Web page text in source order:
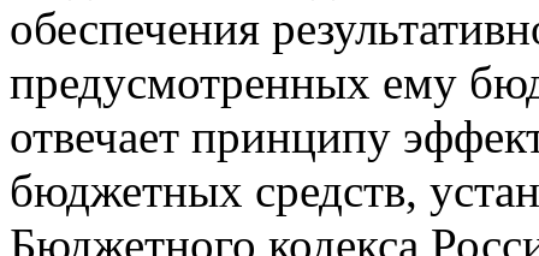
обеспечения
предусмотренных ему
отвечает принципу
бюджетных средств,
Бюджетного кодекса